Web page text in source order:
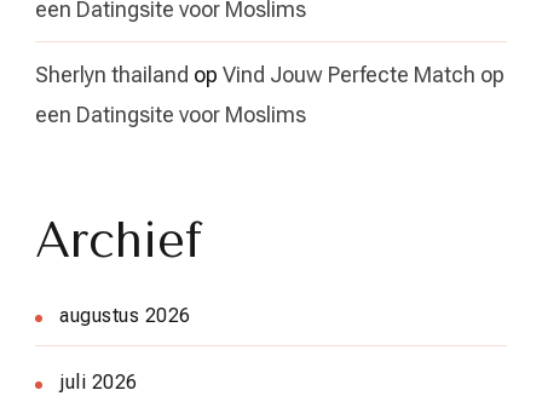
een Datingsite voor Moslims
Sherlyn thailand op Vind Jouw Perfecte Match op
een Datingsite voor Moslims
Archief
augustus 2026
juli 2026